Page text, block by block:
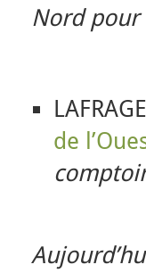
Nord pour
de